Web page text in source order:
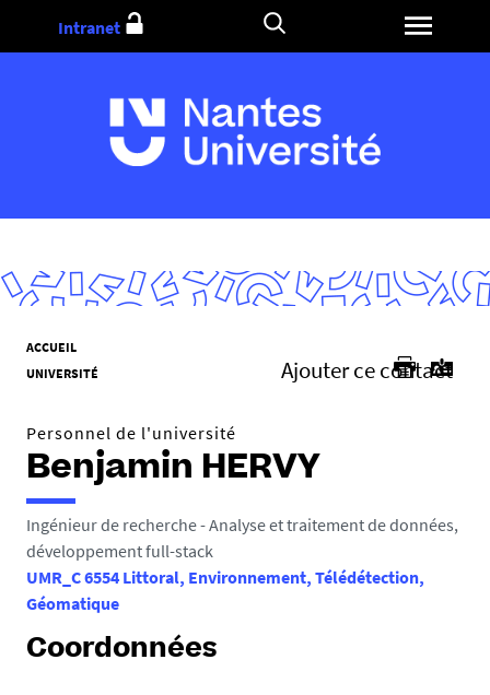
Aller
Intranet
V
o
s
ê
t
e
s
i
c
i
:
ACCUEIL
UNIVERSITÉ
Ajouter ce contact
Personnel de l'université
Benjamin HERVY
Ingénieur de recherche - Analyse et traitement de données,
développement full-stack
UMR_C 6554 Littoral, Environnement, Télédétection,
Géomatique
Coordonnées